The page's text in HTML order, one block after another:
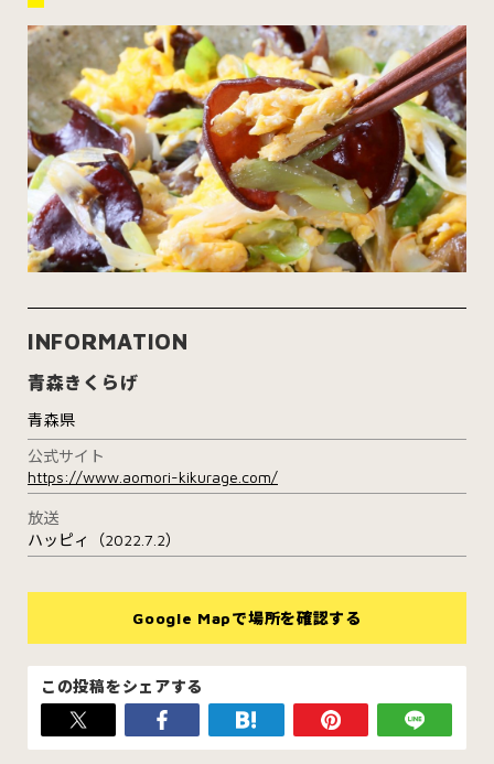
INFORMATION
青森きくらげ
青森県
公式サイト
https://www.aomori-kikurage.com/
放送
ハッピィ（2022.7.2）
Google Mapで場所を確認する
この投稿をシェアする